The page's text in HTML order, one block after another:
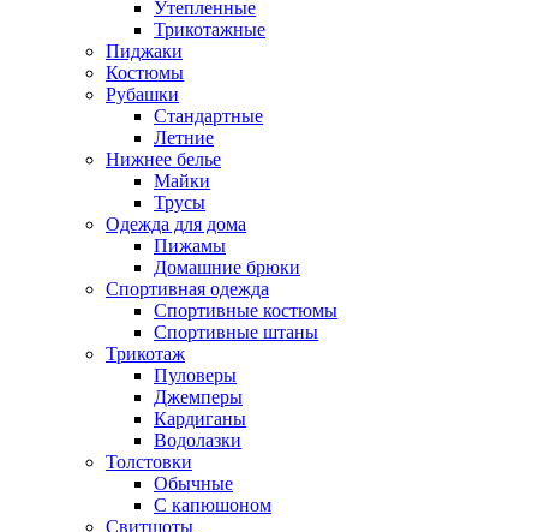
Утепленные
Трикотажные
Пиджаки
Костюмы
Рубашки
Стандартные
Летние
Нижнее белье
Майки
Трусы
Одежда для дома
Пижамы
Домашние брюки
Спортивная одежда
Спортивные костюмы
Спортивные штаны
Трикотаж
Пуловеры
Джемперы
Кардиганы
Водолазки
Толстовки
Обычные
С капюшоном
Свитшоты